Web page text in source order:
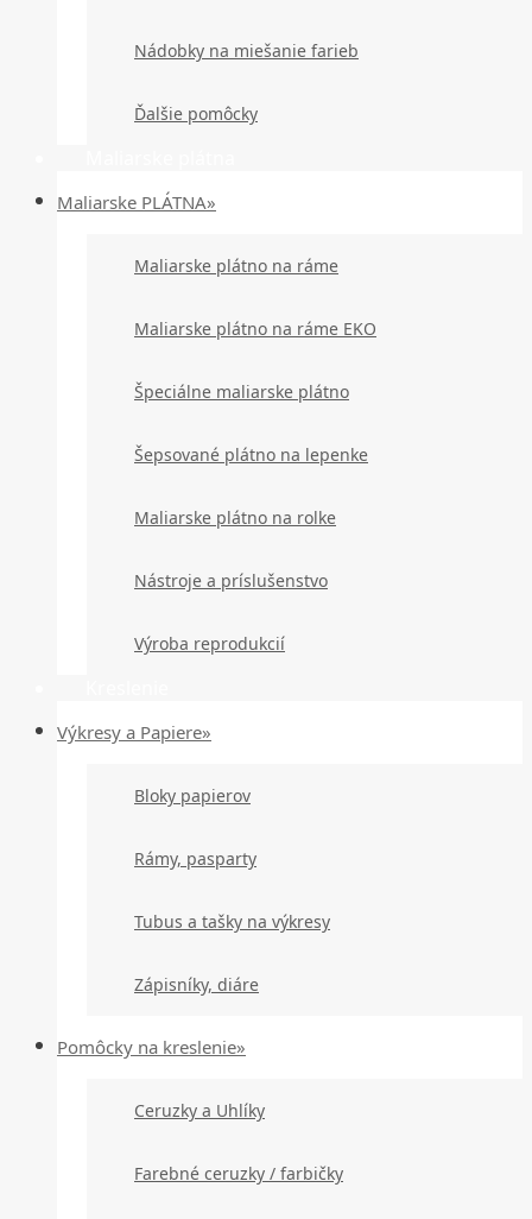
Nádobky na miešanie farieb
Ďalšie pomôcky
Maliarske PLÁTNA»
Maliarske plátno na ráme
Maliarske plátno na ráme EKO
Špeciálne maliarske plátno
Šepsované plátno na lepenke
Maliarske plátno na rolke
Nástroje a príslušenstvo
Výroba reprodukcií
Výkresy a Papiere»
Bloky papierov
Rámy, pasparty
Tubus a tašky na výkresy
Zápisníky, diáre
Pomôcky na kreslenie»
Ceruzky a Uhlíky
Farebné ceruzky / farbičky